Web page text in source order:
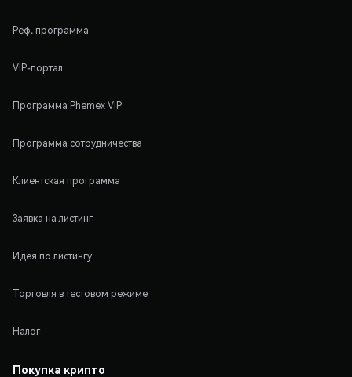
Реф. программа
VIP-портал
Программа Phemex VIP
Программа сотрудничества
Клиентская программа
Заявка на листинг
Идея по листингу
Торговля в тестовом режиме
Налог
Покупка крипто